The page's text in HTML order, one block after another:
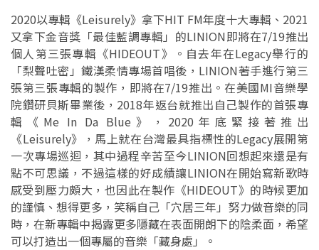
2020以專輯《Leisurely》拿下HIT FM年度十大專輯、2021
又拿下金音獎「最佳藍調專輯」的LINION即將在7/19推出
個人第三張專輯《HIDEOUT》。自去年在Legacy舉行的
「梨聲吐密」鐵漢柔情專場首唱後，LINION著手進行第三
張第三張專輯的製作，即將在7/19推出。在美國MI音樂學
院鑽研貝斯畢業後，2018年返台就推出自己製作的首張專
輯《Me In Da Blue》，2020年底緊接著推出
《Leisurely》，馬上就在台灣最具指標性的Legacy展開第
一次專場巡迴，其中過程辛苦至今LINION回想起來還是有
點不可思議，不過這樣的好成績讓LINION在開始寫新歌時
感受到壓力頗大，也因此在製作《HIDEOUT》的時候更加
的謹慎、想得更多，笑稱自己「穴居三年」努力做音樂的同
時，在新專輯中揭露更多隱藏在表面開朗下的陰柔面，希望
可以打造出一個專屬的音樂「藏身處」。